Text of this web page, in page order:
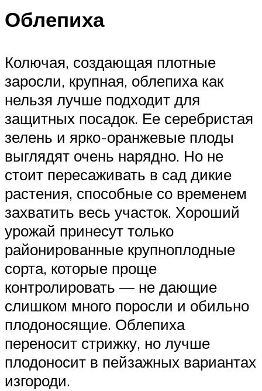
Облепиха
Колючая, создающая плотные
заросли, крупная, облепиха как
нельзя лучше подходит для
защитных посадок. Ее серебристая
зелень и ярко-оранжевые плоды
выглядят очень нарядно. Но не
стоит пересаживать в сад дикие
растения, способные со временем
захватить весь участок. Хороший
урожай принесут только
районированные крупноплодные
сорта, которые проще
контролировать — не дающие
слишком много поросли и обильно
плодоносящие. Облепиха
переносит стрижку, но лучше
плодоносит в пейзажных вариантах
изгороди.